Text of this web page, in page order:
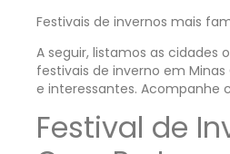
Festivais de invernos mais
A seguir, listamos as cidades
festivais de inverno em Minas
e interessantes. Acompanhe
Festival de